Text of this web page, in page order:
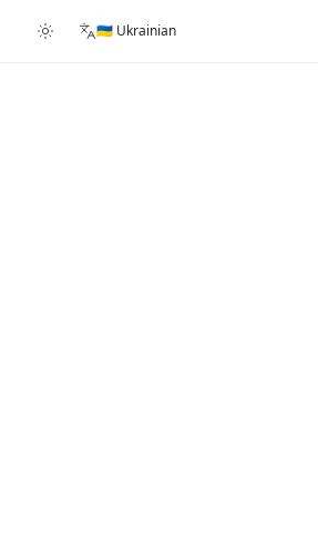
🇺🇦 Ukrainian